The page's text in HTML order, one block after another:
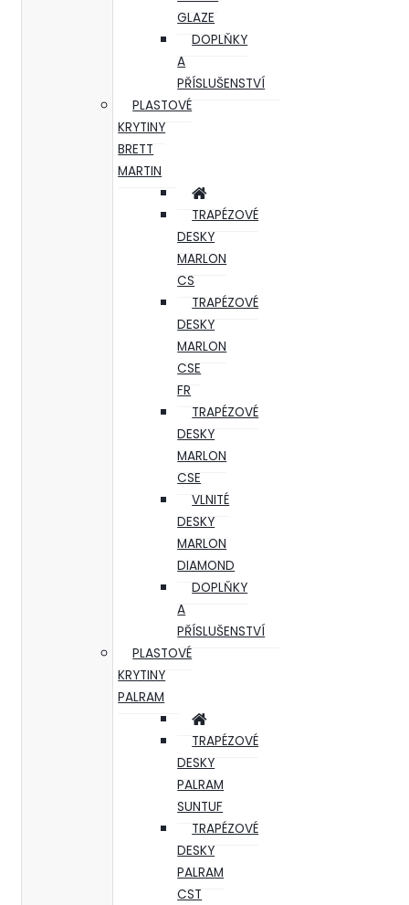
GLAZE
DOPLŇKY
A
PŘÍSLUŠENSTVÍ
PLASTOVÉ
KRYTINY
BRETT
MARTIN
TRAPÉZOVÉ
DESKY
MARLON
CS
TRAPÉZOVÉ
DESKY
MARLON
CSE
FR
TRAPÉZOVÉ
DESKY
MARLON
CSE
VLNITÉ
DESKY
MARLON
DIAMOND
DOPLŇKY
A
PŘÍSLUŠENSTVÍ
PLASTOVÉ
KRYTINY
PALRAM
TRAPÉZOVÉ
DESKY
PALRAM
SUNTUF
TRAPÉZOVÉ
DESKY
PALRAM
CST